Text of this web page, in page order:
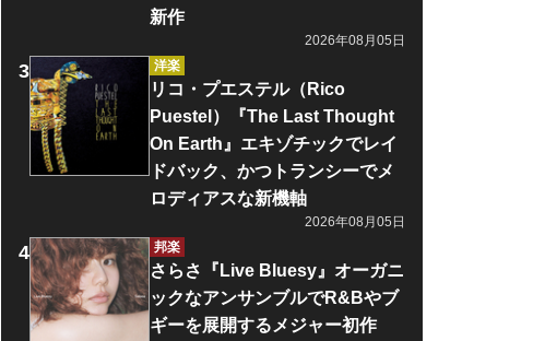
新作
2026年08月05日
洋楽
リコ・プエステル（Rico
Puestel）『The Last Thought
On Earth』エキゾチックでレイ
ドバック、かつトランシーでメ
ロディアスな新機軸
2026年08月05日
邦楽
さらさ『Live Bluesy』オーガニ
ックなアンサンブルでR&Bやブ
ギーを展開するメジャー初作